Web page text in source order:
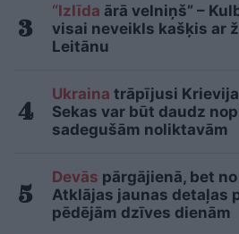
“Izlīda ārā velniņš” –
visai neveikls kašķis ar
Leitānu
Ukraina trāpījusi
Sekas var būt daudz
sadegušām noliktavām
Devās pārgājienā, bet
Atklājas jaunas detaļas
pēdējām dzīves dienām